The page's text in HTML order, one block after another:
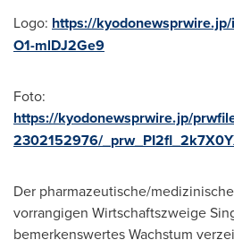
Logo: https://
O1-mlDJ2Ge9
Foto:
https://kyodonewsprwire.jp/
2302152976/
Der pharmazeutische/
vorrangigen Wirtschaftszweige
bemerkenswertes Wachstum